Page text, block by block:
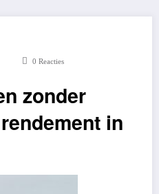
0 Reacties
zonder
in